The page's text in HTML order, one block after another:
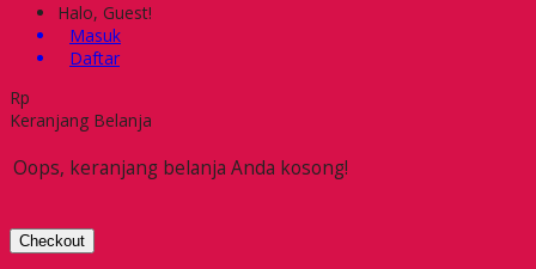
Halo, Guest!
Masuk
Daftar
Rp
Keranjang Belanja
Oops, keranjang belanja Anda kosong!
Checkout